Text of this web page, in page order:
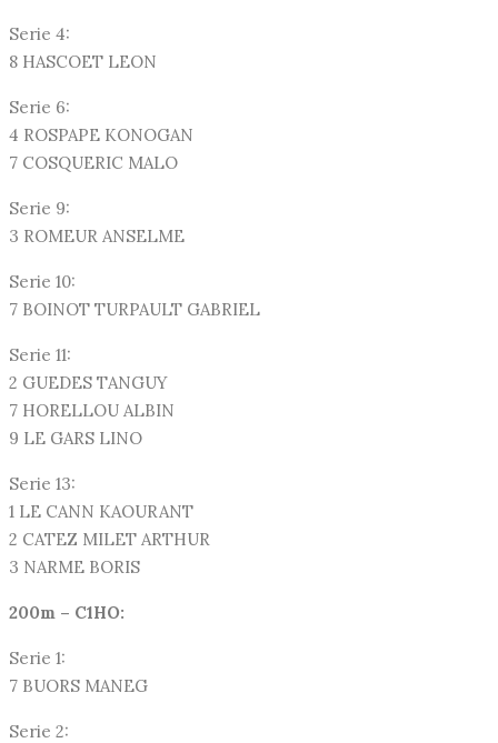
Serie 4:
8 HASCOET LEON
Serie 6:
4 ROSPAPE KONOGAN
7 COSQUERIC MALO
Serie 9:
3 ROMEUR ANSELME
Serie 10:
7 BOINOT TURPAULT GABRIEL
Serie 11:
2 GUEDES TANGUY
7 HORELLOU ALBIN
9 LE GARS LINO
Serie 13:
1 LE CANN KAOURANT
2 CATEZ MILET ARTHUR
3 NARME BORIS
200m – C1HO:
Serie 1:
7 BUORS MANEG
Serie 2: